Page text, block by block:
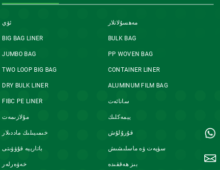
ئۆي مەھسۇلاتلار
BIG BAG LINER BULK BAG
JUMBO BAG PP WOVEN BAG
TWO LOOP BIG BAG CONTAINER LINER
DRY BULK LINER ALUMINUM FILM BAG
FIBC PE LINER سانائەت
مۇلازىمەت يېمەكلىك
خىمىيىلىك ماددىلار قۇرۇلۇش
باتارېيە قۇۋۋىتى سۈپەت ۋە ماسلىشىش
خەۋەرلەر بىز ھەققىدە